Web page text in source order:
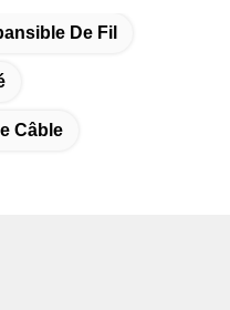
De Fil
Câble